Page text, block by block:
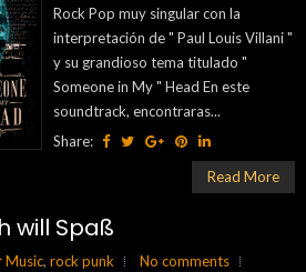
Rock Pop muy singular con la
interpretación de " Paul Louis Villani "
y su grandioso tema titulado "
Someone in My " Head En este
soundtrack, encontraras...
Share:
Read More
will Spaß
Music, rock punk
No comments